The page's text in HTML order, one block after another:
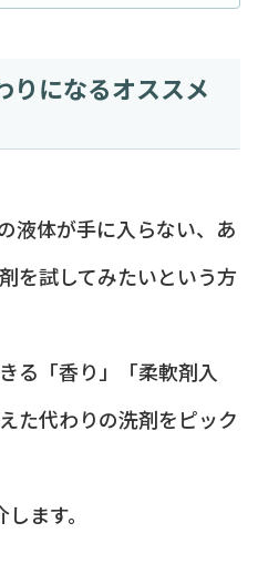
りになるオススメ
液体が手に入らない、あ
を試してみたいという方
る「香り」「柔軟剤入
た代わりの洗剤をピック
ます。